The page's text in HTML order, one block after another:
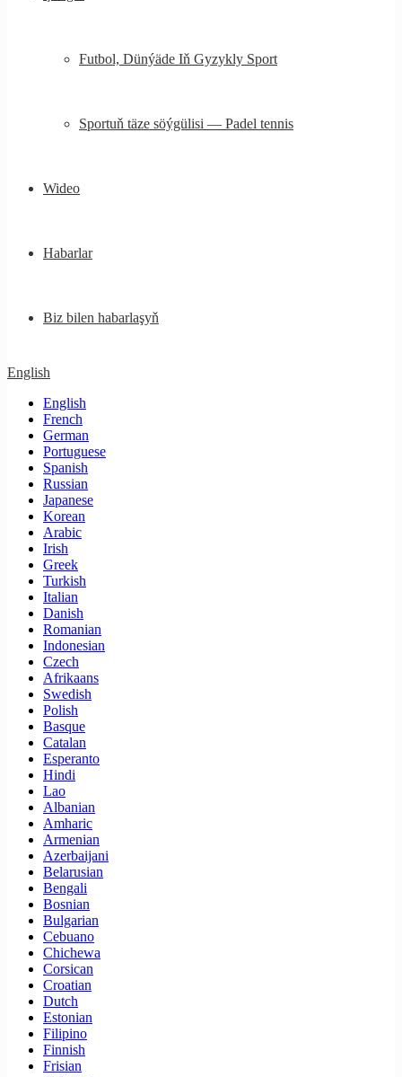
Futbol, ​​Dünýäde Iň Gyzykly Sport
Sportuň täze söýgülisi — Padel tennis
Wideo
Habarlar
Biz bilen habarlaşyň
English
English
French
German
Portuguese
Spanish
Russian
Japanese
Korean
Arabic
Irish
Greek
Turkish
Italian
Danish
Romanian
Indonesian
Czech
Afrikaans
Swedish
Polish
Basque
Catalan
Esperanto
Hindi
Lao
Albanian
Amharic
Armenian
Azerbaijani
Belarusian
Bengali
Bosnian
Bulgarian
Cebuano
Chichewa
Corsican
Croatian
Dutch
Estonian
Filipino
Finnish
Frisian